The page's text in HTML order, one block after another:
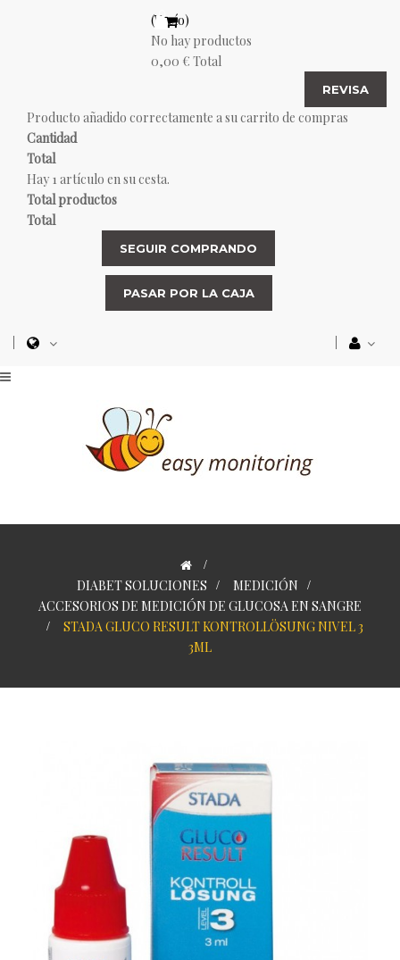
(Vacío)
No hay productos
0,00 € Total
REVISA
Producto añadido correctamente a su carrito de compras
Cantidad
Total
Hay 1 artículo en su cesta.
Total productos
Total
SEGUIR COMPRANDO
PASAR POR LA CAJA
>
DIABET SOLUCIONES > MEDICIÓN >
ACCESORIOS DE MEDICIÓN DE GLUCOSA EN SANGRE
>
STADA GLUCO RESULT KONTROLLÖSUNG NIVEL 3
3ML